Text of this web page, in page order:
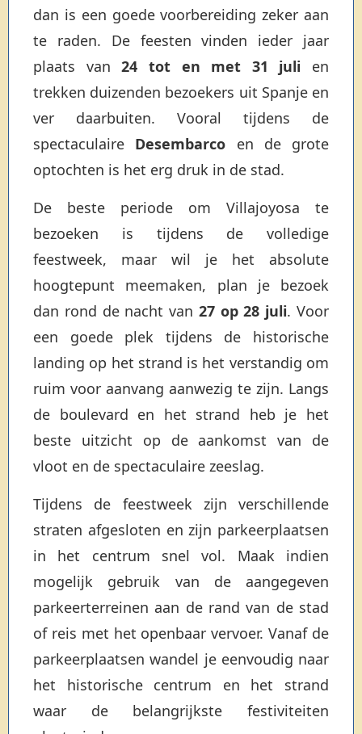
dan is een goede voorbereiding zeker aan
te raden. De feesten vinden ieder jaar
plaats van24 tot en met 31 juli en
trekken duizenden bezoekers uit Spanje en
ver daarbuiten. Vooral tijdens de
spectaculaire Desembarco en de grote
optochten is het erg druk in de stad.
De beste periode om Villajoyosa te
bezoeken is tijdens de volledige
feestweek, maar wil je het absolute
hoogtepunt meemaken, plan je bezoek
dan rond de nacht van 27 op 28 juli. Voor
een goede plek tijdens de historische
landing op het strand is het verstandig om
ruim voor aanvang aanwezig te zijn. Langs
de boulevard en het strand heb je het
beste uitzicht op de aankomst van de
vloot en de spectaculaire zeeslag.
Tijdens de feestweek zijn verschillende
straten afgesloten en zijn parkeerplaatsen
in het centrum snel vol. Maak indien
mogelijk gebruik van de aangegeven
parkeerterreinen aan de rand van de stad
of reis met het openbaar vervoer. Vanaf de
parkeerplaatsen wandel je eenvoudig naar
het historische centrum en het strand
waar de belangrijkste festiviteiten